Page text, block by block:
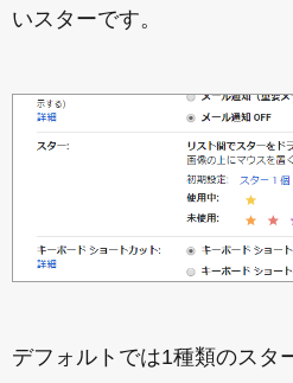
いスターです。
デフォルトでは1種類のスタ